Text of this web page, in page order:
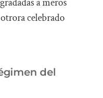
a meros
celebrado
del